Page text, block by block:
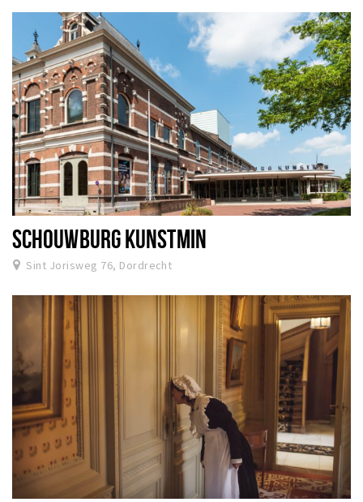
SCHOUWBURG KUNSTMIN
Sint Jorisweg 76, Dordrecht